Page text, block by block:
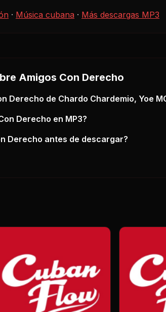
· Música cubana · Más descargas MP3
Amigos Con Derecho
Derecho de Chardo Chardemio, Yoe
Derecho en MP3?
Derecho antes de descargar?